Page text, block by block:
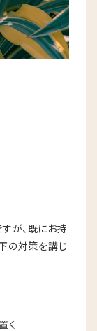
が、既にお持
の対策を講じ
く